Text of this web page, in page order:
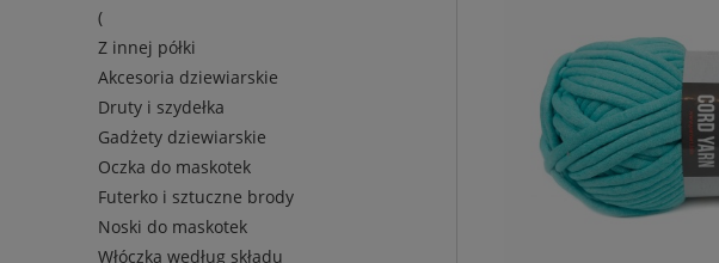
(
Z innej półki
Akcesoria dziewiarskie
Druty i szydełka
Gadżety dziewiarskie
Oczka do maskotek
Futerko i sztuczne brody
Noski do maskotek
Włóczka według składu